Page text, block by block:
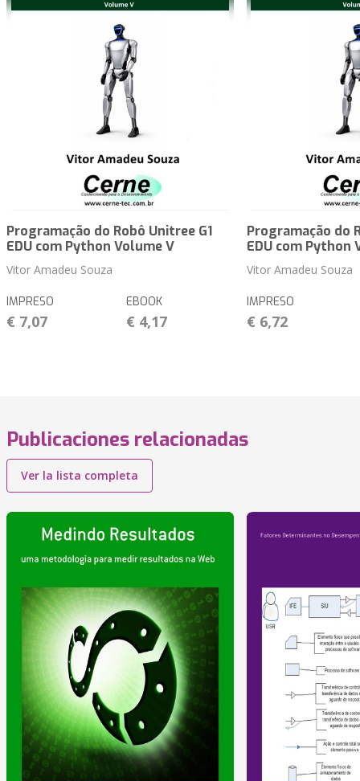
Programação do Robô Unitree G1
EDU com Python Volume V
Vitor Amadeu Souza
IMPRESO
€ 7,07
EBOOK
€ 4,17
Programação do
EDU com Python
Vitor Amadeu Souza
IMPRESO
€ 6,72
Publicaciones relacionadas
Ver la lista completa